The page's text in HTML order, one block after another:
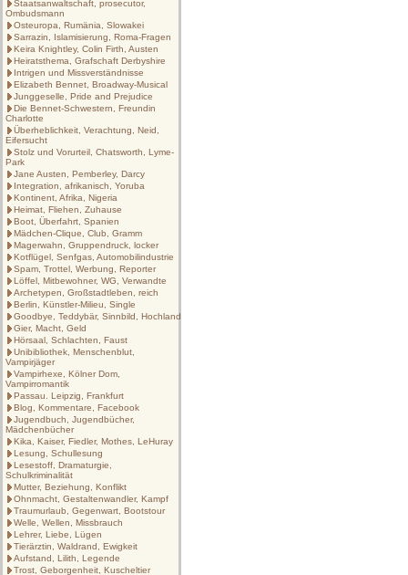
Staatsanwaltschaft, prosecutor,
Ombudsmann
Osteuropa, Rumänia, Slowakei
Sarrazin, Islamisierung, Roma-Fragen
Keira Knightley, Colin Firth, Austen
Heiratsthema, Grafschaft Derbyshire
Intrigen und Missverständnisse
Elizabeth Bennet, Broadway-Musical
Junggeselle, Pride and Prejudice
Die Bennet-Schwestern, Freundin
Charlotte
Überheblichkeit, Verachtung, Neid,
Eifersucht
Stolz und Vorurteil, Chatsworth, Lyme-
Park
Jane Austen, Pemberley, Darcy
Integration, afrikanisch, Yoruba
Kontinent, Afrika, Nigeria
Heimat, Fliehen, Zuhause
Boot, Überfahrt, Spanien
Mädchen-Clique, Club, Gramm
Magerwahn, Gruppendruck, locker
Kotflügel, Senfgas, Automobilindustrie
Spam, Trottel, Werbung, Reporter
Löffel, Mitbewohner, WG, Verwandte
Archetypen, Großstadtleben, reich
Berlin, Künstler-Milieu, Single
Goodbye, Teddybär, Sinnbild, Hochland
Gier, Macht, Geld
Hörsaal, Schlachten, Faust
Unibibliothek, Menschenblut,
Vampirjäger
Vampirhexe, Kölner Dom,
Vampirromantik
Passau. Leipzig, Frankfurt
Blog, Kommentare, Facebook
Jugendbuch, Jugendbücher,
Mädchenbücher
Kika, Kaiser, Fiedler, Mothes, LeHuray
Lesung, Schullesung
Lesestoff, Dramaturgie,
Schulkriminalität
Mutter, Beziehung, Konflikt
Ohnmacht, Gestaltenwandler, Kampf
Traumurlaub, Gegenwart, Bootstour
Welle, Wellen, Missbrauch
Lehrer, Liebe, Lügen
Tierärztin, Waldrand, Ewigkeit
Aufstand, Lilith, Legende
Trost, Geborgenheit, Kuscheltier